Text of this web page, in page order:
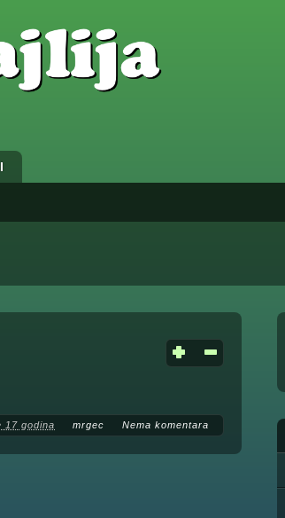
17 godina mrgec Nema komentara